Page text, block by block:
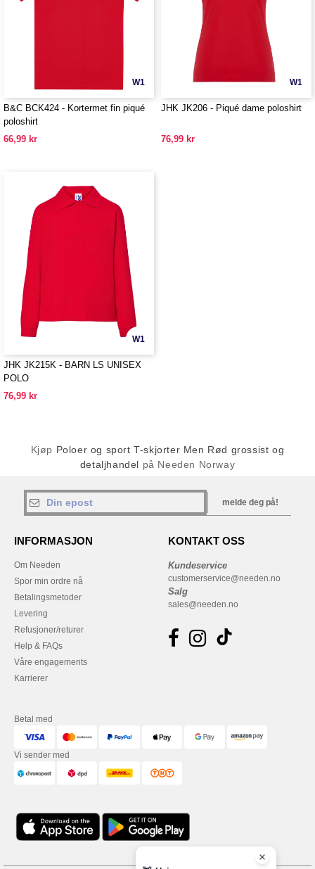
W1
B&C BCK424 - Kortermet fin piqué
poloshirt
66,99 kr
W1
JHK JK206 - Piqué dame poloshirt
76,99 kr
W1
JHK JK215K - BARN LS UNISEX
POLO
76,99 kr
Kjøp Poloer og sport T-skjorter Men Rød grossist og
detaljhandel på Needen Norway
melde deg på!
INFORMASJON
Om Needen
Spor min ordre nå
Betalingsmetoder
Levering
Refusjoner/returer
Help & FAQs
Våre engagements
Karrierer
KONTAKT OSS
Kundeservice
customerservice@needen.no
Salg
sales@needen.no
Betal med
Vi sender med